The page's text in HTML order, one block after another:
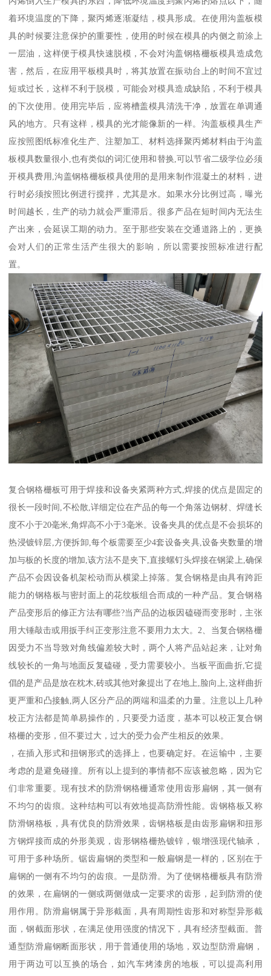
着环境温度的下降，聚丙烯逐渐凝结，模具形成。在使用沟盖板模
具的时候要注意保护的重要性，使用的时候在模具的内侧之前涂上
一层油，这样便于模具快速脱模，不会对沟盖钢格栅板模具造成危
害，然后，在应用平板模具时，将其放置在振动台上的时间不宜过
短或过长，这样不利于脱模，可能会对模具造成缺陷，不利于模具
的下次使用。使用完毕后，应将槽盖模具清洗干净，放置在单调通
风的地方。只有这样，模具的光才能像新的一样。沟盖板模具生产
应按照图纸标准化生产、注塑加工、材料选择聚丙烯材料由于沟盖
板模具数量很小,也有类似的词汇使用和替换,可以节省二级学位必须
开模具费用,沟盖钢格栅板模具使用的是用来制作混凝土的材料，进
行时必须按照比例进行搅拌，尤其是水。如果水分比例过高，曝光
时间越长，生产的动力就会严重滞后。很多产品在短时间内无法生
产出来，会延误工期的动力。至于那些安装在交通道路上的，更换
会对人们的正常生活产生很大的影响，所以需要按照标准进行配
置。
复合钢格栅板可用于焊接和设备夹紧两种方式,焊接的优点是固定的
很长一段时间,不松散,详细定位在产品的每一个角落边钢材、焊缝长
度不小于20毫米,角焊高不小于3毫米。设备夹具的优点是不会损坏的
热浸镀锌层,方便拆卸,每个板需要至少4套设备夹具,设备夹数量的增
加与板的长度的增加,该方法不是夹下,直接螺钉头焊接在钢梁上,确保
产品不会因设备机架松动而从横梁上掉落。复合钢格是由具有跨距
能力的钢格板与密封面上的花纹板组合而成的一种产品。复合钢格
产品变形后的修正方法有哪些?当产品的边板因磕碰而变形时，主张
用大锤敲击或用扳手纠正变形注意不要用力太大。2、当复合钢格栅
因受力不当导致对角线偏差较大时，两个人将产品站起来，让对角
线较长的一角与地面反复磕碰，受力需要较小。当板平面曲折,它提
倡的是产品是放在枕木,砖或其他对象提出了在地上,脸向上,这样曲折
更严重和凸接触,两人区分产品的两端和温柔的力量。注意以上几种
校正方法都是简单易操作的，只要受力适度，基本可以校正复合钢
格栅的变形，但不要过大，过大的受力会产生相反的效果。
，在插入形式和扭钢形式的选择上，也要确定好。在运输中，主要
考虑的是避免碰撞。所有以上提到的事情都不应该被忽略，因为它
们非常重要。现有技术的防滑钢格栅通常使用齿形扁钢，其一侧有
不均匀的齿痕。这种结构可以有效地提高防滑性能。齿钢格板又称
防滑钢格板，具有优良的防滑效果，齿钢格板是由齿形扁钢和扭形
方钢焊接而成的外形美观，齿形钢格栅热镀锌，银增强现代轴承，
可用于多种场所。锯齿扁钢的类型和一般扁钢是一样的，区别在于
扁钢的一侧有不均匀的齿痕。一是防滑。为了使钢格栅板具有防滑
的效果，在扁钢的一侧或两侧做成一定要求的齿形，起到防滑的使
用作用。防滑扁钢属于异形截面，具有周期性齿形和对称型异形截
面，钢截面形状，在满足使用强度的情况下，具有经济型截面。普
通型防滑扁钢断面形状，用于普通使用的场地，双边型防滑扁钢，
用于两边可以互换的场合，如汽车烤漆房的地板，可以提高利用